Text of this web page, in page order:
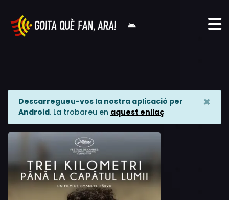
Descarregueu-vos la nostra aplicació per
Android. La trobareu en aquest enllaç
×